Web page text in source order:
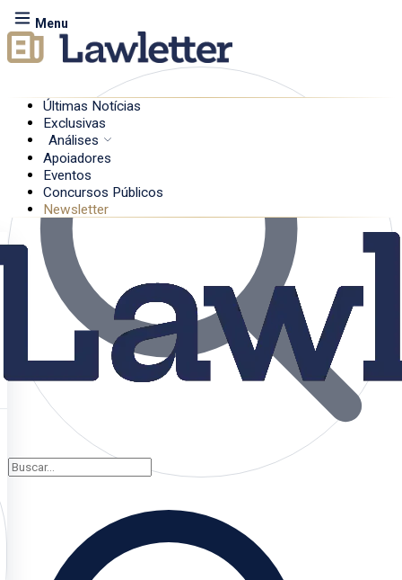
Menu
Últimas Notícias
Exclusivas
Análises
Apoiadores
Eventos
Concursos Públicos
Newsletter